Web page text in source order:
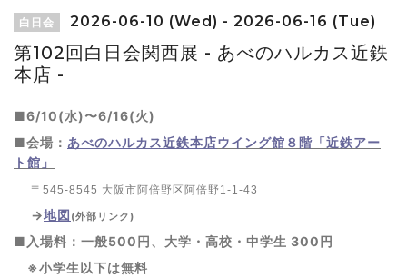
白日会 2026-06-10 (Wed) - 2026-06-16 (Tue)
第102回白日会関西展 - あべのハルカス近鉄
本店 -
■6/10(水)〜6/16(火)
■会場： あべのハルカス近鉄本店ウイング館８階「近鉄アー
ト館」
〒545-8545 大阪市阿倍野区阿倍野1-1-43
→地図 (外部リンク)
■入場料：一般500円、大学・高校・中学生 300円
※小学生以下は無料